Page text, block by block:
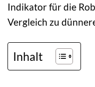
Indikator für die
Vergleich zu
Inhalt